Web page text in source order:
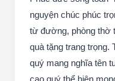
nguyện chúc phúc
từ đường, phòng thờ
quà tặng trang trọng.
quý mang nghĩa tên